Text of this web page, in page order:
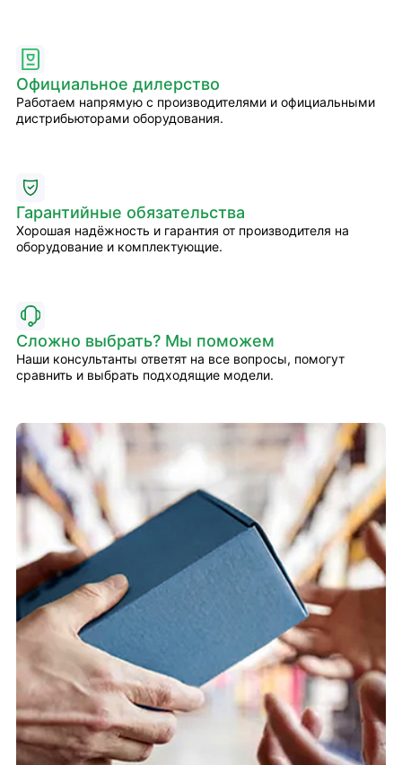
Официальное дилерство
Работаем напрямую с производителями и официальными
дистрибьюторами оборудования.
Гарантийные обязательства
Хорошая надёжность и гарантия от производителя на
оборудование и комплектующие.
Сложно выбрать? Мы поможем
Наши консультанты ответят на все вопросы, помогут
сравнить и выбрать подходящие модели.